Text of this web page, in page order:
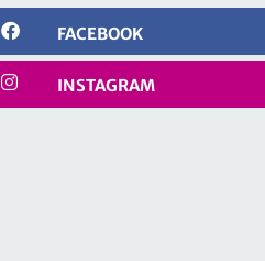
FACEBOOK
INSTAGRAM